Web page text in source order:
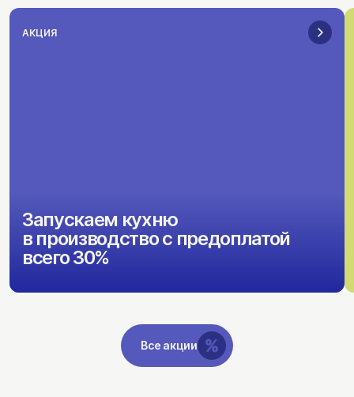
АКЦИЯ
Запускаем кухню
в производство с предоплатой
всего 30%
Все акции